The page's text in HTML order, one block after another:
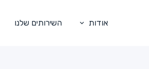
אודות השירותים שלנו